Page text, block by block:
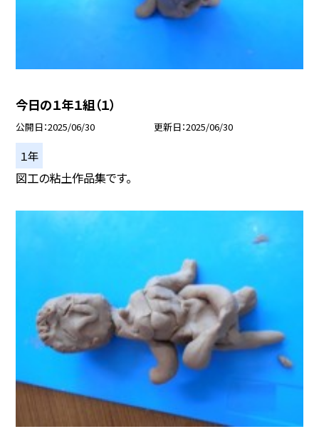
今日の１年１組（１）
公開日 2025/06/30 更新日 2025/06/30
１年
図工の粘土作品集です。